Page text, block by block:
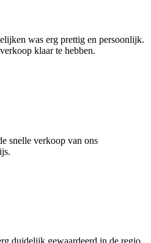
was erg prettig en persoonlijk.
klaar te hebben.
snelle verkoop van ons
duidelijk gewaardeerd in de regio.